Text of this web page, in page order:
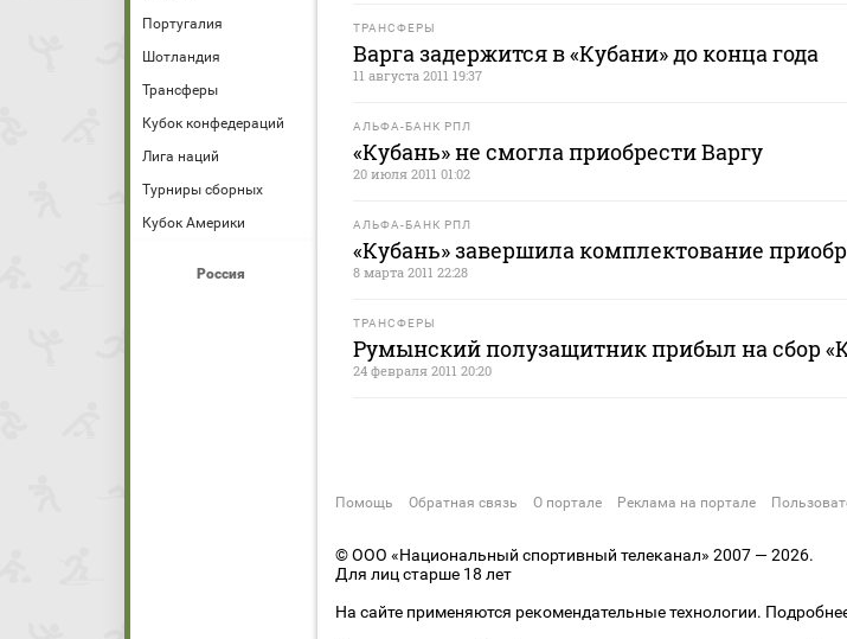
Португалия
Шотландия
Трансферы
Кубок конфедераций
Лига наций
Турниры сборных
Кубок Америки
Россия
ТРАНСФЕРЫ
Варга задержится в «Кубани» до конца года
11 августа 2011 19:37
АЛЬФА-БАНК РПЛ
«Кубань» не смогла приобрести Варгу
20 июля 2011 01:02
АЛЬФА-БАНК РПЛ
«Кубань» завершила комплектование
8 марта 2011 22:28
ТРАНСФЕРЫ
Румынский полузащитник прибыл на сбор
24 февраля 2011 20:20
Помощь Обратная связь О портале Реклама на портале
© ООО «Национальный спортивный телеканал» 2007 — 2026.
Для лиц старше 18 лет
На сайте применяются рекомендательные технологии.